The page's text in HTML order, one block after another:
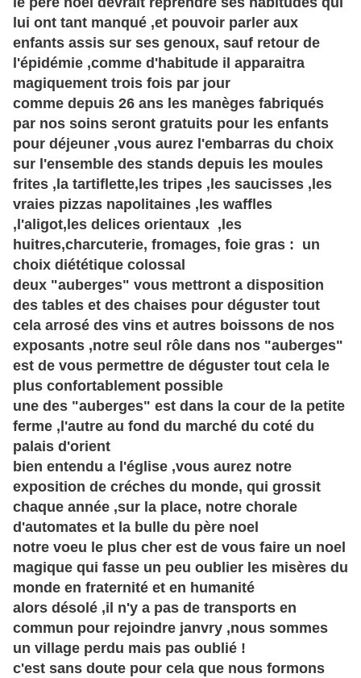
lui ont tant manqué ,et pouvoir parler aux
enfants assis sur ses genoux, sauf retour de
l'épidémie ,comme d'habitude il apparaitra
magiquement trois fois par jour
comme depuis 26 ans les manèges fabriqués
par nos soins seront gratuits pour les enfants
pour déjeuner ,vous aurez l'embarras du choix
sur l'ensemble des stands depuis les moules
frites ,la tartiflette,les tripes ,les saucisses ,les
vraies pizzas napolitaines ,les waffles
,l'aligot,les delices orientaux ,les
huitres,charcuterie, fromages, foie gras : un
choix diététique colossal
deux "auberges" vous mettront a disposition
des tables et des chaises pour déguster tout
cela arrosé des vins et autres boissons de nos
exposants ,notre seul rôle dans nos "auberges"
est de vous permettre de déguster tout cela le
plus confortablement possible
une des "auberges" est dans la cour de la petite
ferme ,l'autre au fond du marché du coté du
palais d'orient
bien entendu a l'église ,vous aurez notre
exposition de créches du monde, qui grossit
chaque année ,sur la place, notre chorale
d'automates et la bulle du père noel
notre voeu le plus cher est de vous faire un noel
magique qui fasse un peu oublier les misères du
monde en fraternité et en humanité
alors désolé ,il n'y a pas de transports en
commun pour rejoindre janvry ,nous sommes
un village perdu mais pas oublié !
c'est sans doute pour cela que nous formons